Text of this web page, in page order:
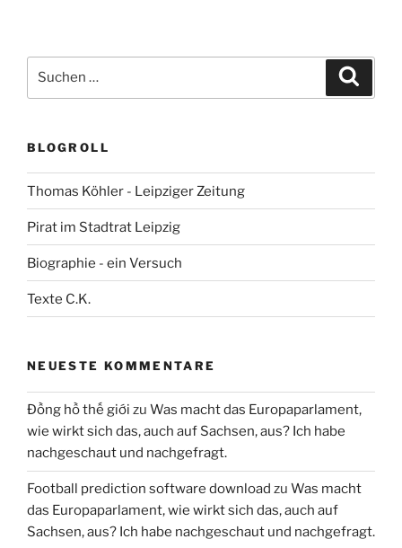
nach:
BLOGROLL
Thomas Köhler - Leipziger Zeitung
Pirat im Stadtrat Leipzig
Biographie - ein Versuch
Texte C.K.
NEUESTE KOMMENTARE
Đồng hồ thế giới zu Was macht das Europaparlament,
wie wirkt sich das, auch auf Sachsen, aus? Ich habe
nachgeschaut und nachgefragt.
Football prediction software download zu Was macht
das Europaparlament, wie wirkt sich das, auch auf
Sachsen, aus? Ich habe nachgeschaut und nachgefragt.